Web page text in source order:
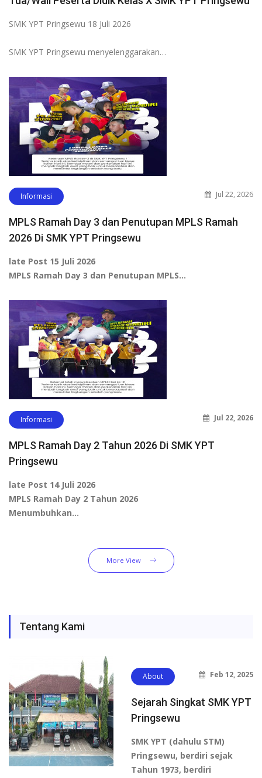
SMK YPT Pringsewu 18 Juli 2026
SMK YPT Pringsewu menyelenggarakan…
Informasi Jul 22, 2026
MPLS Ramah Day 3 dan Penutupan MPLS Ramah
2026 Di SMK YPT Pringsewu
late Post 15 Juli 2026
MPLS Ramah Day 3 dan Penutupan MPLS…
Informasi Jul 22, 2026
MPLS Ramah Day 2 Tahun 2026 Di SMK YPT
Pringsewu
late Post 14 Juli 2026
MPLS Ramah Day 2 Tahun 2026
Menumbuhkan…
More View
Tentang Kami
About Feb 12, 2025
Sejarah Singkat SMK YPT
Pringsewu
SMK YPT (dahulu STM)
Pringsewu, berdiri sejak
Tahun 1973, berdiri